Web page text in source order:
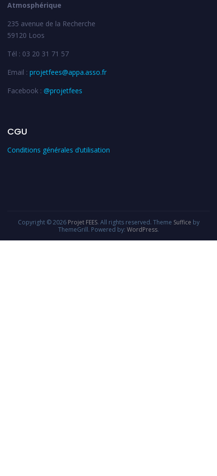
Atmosphérique
235 avenue de la Recherche
59120 Loos
Tél : 03 20 31 71 57
Email : projetfees@appa.asso.fr
Facebook : @projetfees
CGU
Conditions générales d’utilisation
Copyright © 2026 Projet FEES. All rights reserved. Theme Suffice by
ThemeGrill. Powered by: WordPress.